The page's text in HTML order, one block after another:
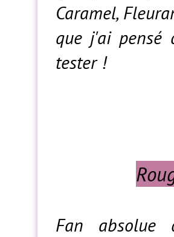
Caramel,
que j'ai pensé
tester !
Fan absolue